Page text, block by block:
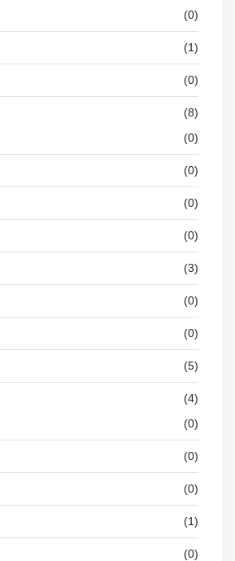
(0)
(1)
(0)
(8)
(0)
(0)
(0)
(0)
(3)
(0)
(0)
(5)
(4)
(0)
(0)
(0)
(1)
(0)